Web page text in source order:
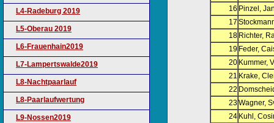
L4-Radeburg 2019
L5-Oberau 2019
L6-Frauenhain2019
L7-Lampertswalde2019
L8-Nachtpaarlauf
L8-Paarlaufwertung
L9-Nossen2019
16 Pinzel,
17
18 Richter,
19 Feder,
20 Kummer,
21 Krake,
22
23Wagner,
24 Kuhl,